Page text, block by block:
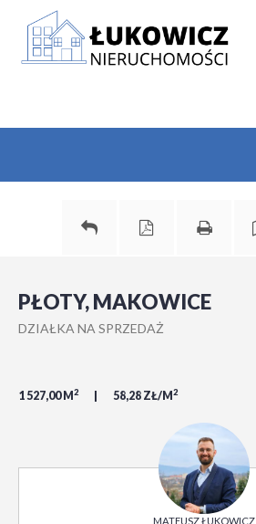
PŁOTY, MAKOWICE
DZIAŁKA NA SPRZEDAŻ
1 527,00 M 2 58,28 ZŁ/M 2
MATEUSZ ŁUKOWICZ